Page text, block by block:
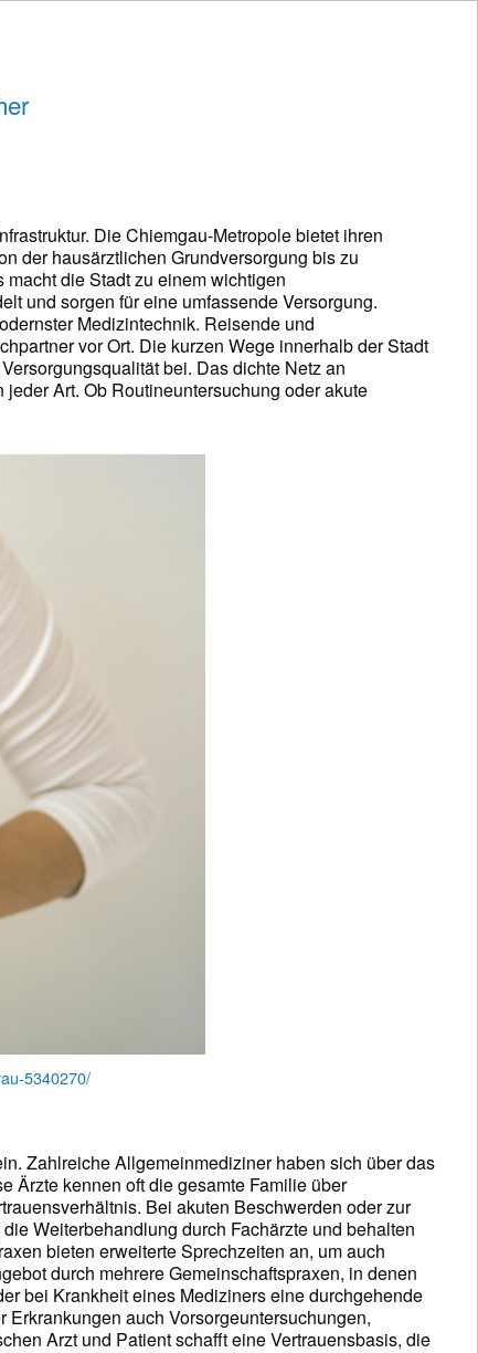
Die Chiemgau-Metropole bietet ihren
der hausärztlichen Grundversorgung bis zu
die Stadt zu einem wichtigen
und sorgen für eine umfassende Versorgung.
Medizintechnik. Reisende und
vor Ort. Die kurzen Wege innerhalb der Stadt
bei. Das dichte Netz an
Art. Ob Routineuntersuchung oder akute
5340270/
Zahlreiche Allgemeinmediziner haben sich über das
Ärzte kennen oft die gesamte Familie über
Bei akuten Beschwerden oder zur
Weiterbehandlung durch Fachärzte und behalten
bieten erweiterte Sprechzeiten an, um auch
durch mehrere Gemeinschaftspraxen, in denen
bei Krankheit eines Mediziners eine durchgehende
auch Vorsorgeuntersuchungen,
Arzt und Patient schafft eine Vertrauensbasis, die